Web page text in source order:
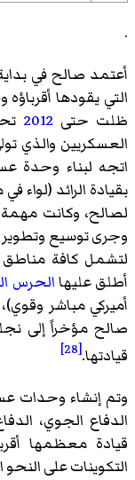
.
أعتمد صالح في
التي يقودها
ظلت حتى 2012
العسكريين والذي
اتجه لبناء وحدة
بقيادة الرائد (لواء
لصالح، وكانت
وجرى توسيع
لتشمل كافة مناطق
أطلق عليهاالحرس
أميركي مباشر
صالح مؤخراً إلى
قيادتها.[28]
وتم إنشاء وحدات
الدفاع الجوي،
قيادة معظمها
التكوينات على النحو